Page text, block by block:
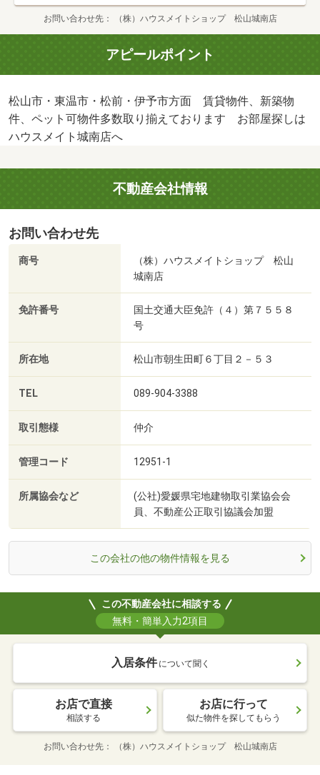
お問い合わせ先 （株）ハウスメイトショップ 松山城南店
アピールポイント
松山市・東温市・松前・伊予市方面 賃貸物件、新築物
件、ペット可物件多数取り揃えております お部屋探しは
ハウスメイト城南店へ
不動産会社情報
お問い合わせ先
商号
（株）ハウスメイトショップ 松山
城南店
免許番号
国土交通大臣免許（４）第７５５８
号
所在地 松山市朝生田町６丁目２－５３
TEL 089-904-3388
取引態様 仲介
管理コード 12951-1
所属協会など
(公社)愛媛県宅地建物取引業協会会
員、不動産公正取引協議会加盟
この会社の他の物件情報を見る
この不動産会社に相談する
無料・簡単入力2項目
入居条件 について聞く
お店で直接
相談する
お店に行って
似た物件を探してもらう
お問い合わせ先 （株）ハウスメイトショップ 松山城南店